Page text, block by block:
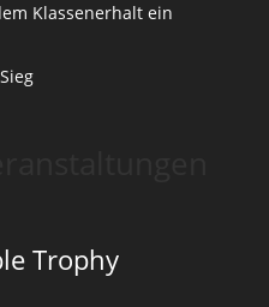
Klassenerhalt ein
Trophy